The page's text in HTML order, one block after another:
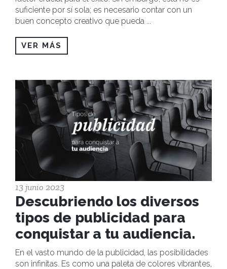
suficiente por sí sola; es necesario contar con un
buen concepto creativo que pueda ...
VER MÁS
13 junio 2023
Descubriendo los diversos
tipos de publicidad para
conquistar a tu audiencia.
En el vasto mundo de la publicidad, las posibilidades
son infinitas. Es como una paleta de colores vibrantes,